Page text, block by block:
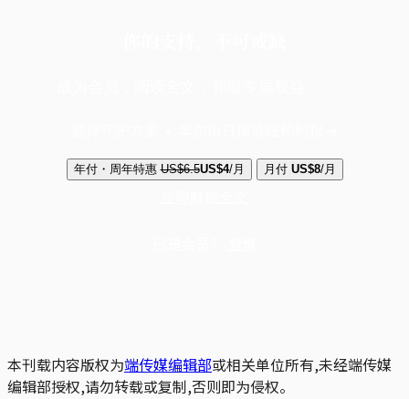
年付・周年特惠 US$6.5US$4/月 月付 US$8/月
本刊载内容版权为端传媒编辑部或相关单位所有,未经端传媒
编辑部授权,请勿转载或复制,否则即为侵权。